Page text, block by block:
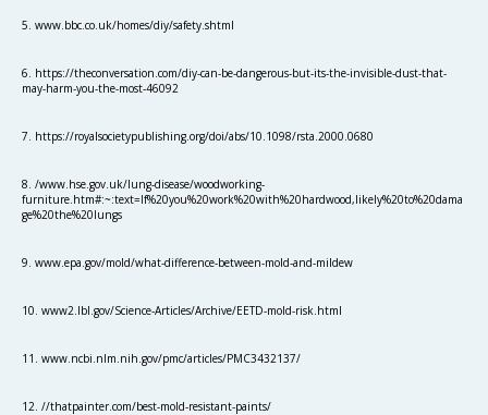
5. www.bbc.co.uk/homes/diy/safety.shtml
6. https://theconversation.com/diy-can-be-dangerous-but-its-the-invisible-dust-that-
may-harm-you-the-most-46092
7. https://royalsocietypublishing.org/doi/abs/10.1098/rsta.2000.0680
8. /www.hse.gov.uk/lung-disease/woodworking-
furniture.htm#:~:text=If%20you%20work%20with%20hardwood,likely%20to%20dama
ge%20the%20lungs
9. www.epa.gov/mold/what-difference-between-mold-and-mildew
10. www2.lbl.gov/Science-Articles/Archive/EETD-mold-risk.html
11. www.ncbi.nlm.nih.gov/pmc/articles/PMC3432137/
12. //thatpainter.com/best-mold-resistant-paints/